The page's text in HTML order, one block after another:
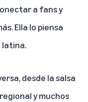
a fans y
Ella lo piensa
latina.
desde la salsa
y muchos